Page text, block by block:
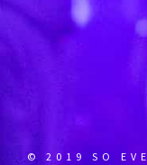
© 2019 SO